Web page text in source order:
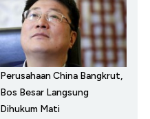
Perusahaan China Bangkrut,
Bos Besar Langsung
Dihukum Mati